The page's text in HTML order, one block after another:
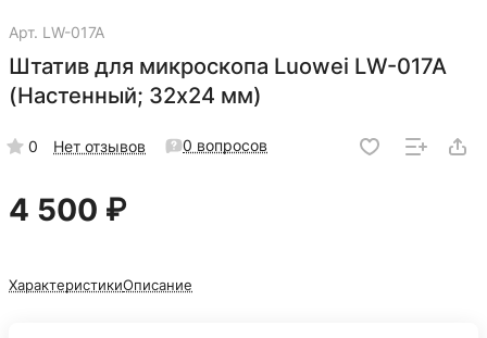
Арт. LW-017A
Штатив для микроскопа Luowei LW-017A
(Настенный; 32x24 мм)
0 Нет отзывов 0 вопросов
4 500 ₽
ХарактеристикиОписание